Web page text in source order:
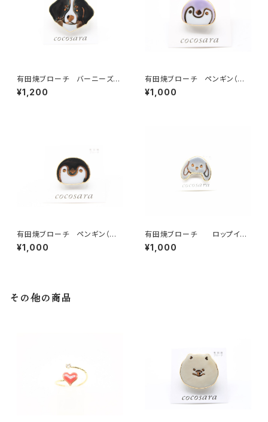
有田焼ブローチ バーニーズ・
マウンテン
¥1,200
有田焼ブローチ ペンギン（パ
ープル）
¥1,000
有田焼ブローチ ペンギン（ブラ
ック）
¥1,000
有田焼ブローチ ロップイヤ
ーうさぎ グレー
¥1,000
その他の商品